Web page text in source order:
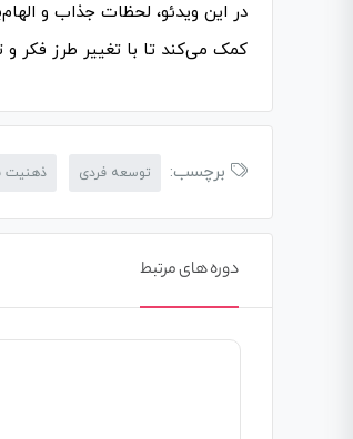
در این ویدئو، لحظات جذاب و
کمک می‌کند تا با تغییر طرز فکر
برچسب: توسعه فردی ذهنیت
دوره های مرتبط